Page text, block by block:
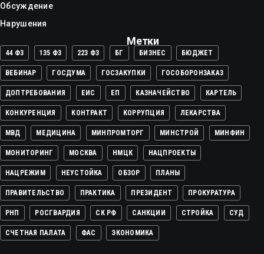
Обсуждение
Нарушения
Метки
44 ФЗ 135 ФЗ 223 ФЗ БГ БИЗНЕС БЮДЖЕТ
ВЕБИНАР ГОСДУМА ГОСЗАКУПКИ ГОСОБОРОНЗАКАЗ
ДОПТРЕБОВАНИЯ ЕИС ЕП КАЗНАЧЕЙСТВО КАРТЕЛЬ
КОНКУРЕНЦИЯ КОНТРАКТ КОРРУПЦИЯ ЛЕКАРСТВА
МВД МЕДИЦИНА МИНПРОМТОРГ МИНСТРОЙ МИНФИН
МОНИТОРИНГ МОСКВА НМЦК НАЦПРОЕКТЫ
НАЦРЕЖИМ НЕУСТОЙКА ОБЗОР ПЛАНЫ
ПРАВИТЕЛЬСТВО ПРАКТИКА ПРЕЗИДЕНТ ПРОКУРАТУРА
РНП РОСГВАРДИЯ СК РФ САНКЦИИ СТРОЙКА СУД
СЧЕТНАЯ ПАЛАТА ФАС ЭКОНОМИКА